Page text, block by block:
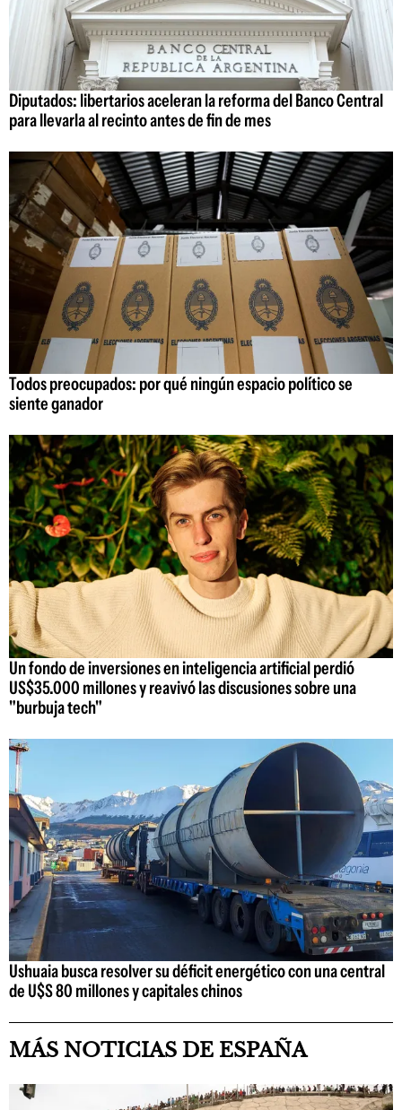
Diputados: libertarios aceleran la reforma del Banco Central
para llevarla al recinto antes de fin de mes
Todos preocupados: por qué ningún espacio político se
siente ganador
Un fondo de inversiones en inteligencia artificial perdió
US$35.000 millones y reavivó las discusiones sobre una
"burbuja tech"
Ushuaia busca resolver su déficit energético con una central
de U$S 80 millones y capitales chinos
MÁS NOTICIAS DE ESPAÑA